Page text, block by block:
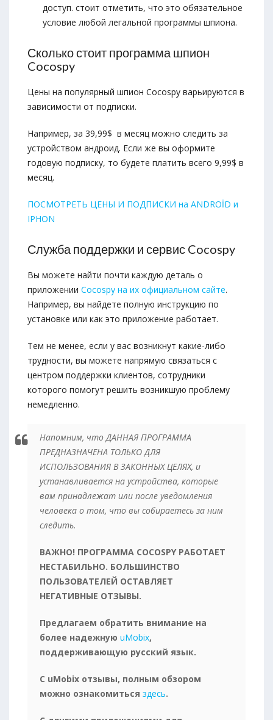
доступ. стоит отметить, что это обязательное
условие любой легальной программы шпиона.
Сколько стоит программа шпион
Cocospy
Цены на популярный шпион Cocospy варьируются в
зависимости от подписки.
Например, за 39,99$ в месяц можно следить за
устройством андроид. Если же вы оформите
годовую подписку, то будете платить всего 9,99$ в
месяц.
ПОСМОТРЕТЬ ЦЕНЫ И ПОДПИСКИ на ANDROİD и
IPHON
Служба поддержки и сервис Cocospy
Вы можете найти почти каждую деталь о
приложении Cocospy на их официальном сайте.
Например, вы найдете полную инструкцию по
установке или как это приложение работает.
Тем не менее, если у вас возникнут какие-либо
трудности, вы можете напрямую связаться с
центром поддержки клиентов, сотрудники
которого помогут решить возникшую проблему
немедленно.
Напомним, что ДАННАЯ ПРОГРАММА
ПРЕДНАЗНАЧЕНА ТОЛЬКО ДЛЯ
ИСПОЛЬЗОВАНИЯ В ЗАКОННЫХ ЦЕЛЯХ, и
устанавливается на устройства, которые
вам принадлежат или после уведомления
человека о том, что вы собираетесь за ним
следить.
ВАЖНО! ПРОГРАММА COCOSPY РАБОТАЕТ
НЕСТАБИЛЬНО. БОЛЬШИНСТВО
ПОЛЬЗОВАТЕЛЕЙ ОСТАВЛЯЕТ
НЕГАТИВНЫЕ ОТЗЫВЫ.
Предлагаем обратить внимание на
более надежную uMobix,
поддерживающую русский язык.
С uMobix отзывы, полным обзором
можно ознакомиться здесь.